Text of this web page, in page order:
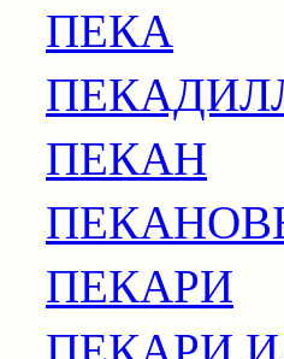
ПЕКА
ПЕКАН
ПЕКАРИ